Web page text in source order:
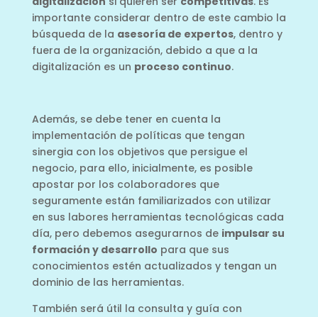
importante considerar dentro de este cambio la
búsqueda de la asesoría de expertos, dentro y
fuera de la organización, debido a que a la
digitalización es un proceso continuo.
Además, se debe tener en cuenta la
implementación de políticas que tengan
sinergia con los objetivos que persigue el
negocio, para ello, inicialmente, es posible
apostar por los colaboradores que
seguramente están familiarizados con utilizar
en sus labores herramientas tecnológicas cada
día, pero debemos asegurarnos de impulsar su
formación y desarrollo para que sus
conocimientos estén actualizados y tengan un
dominio de las herramientas.
También será útil la consulta y guía con